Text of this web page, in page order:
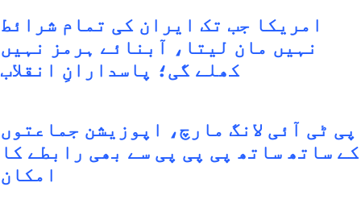
امریکا جب تک ایران کی تمام شرائط
نہیں مان لیتا، آبنائے ہرمز نہیں
کھلے گی؛ پاسدارانِ انقلاب
ٹی آئی لانگ مارچ، اپوزیشن جماعتوں
ساتھ ساتھ پی پی پی سے بھی رابطے کا
امکان